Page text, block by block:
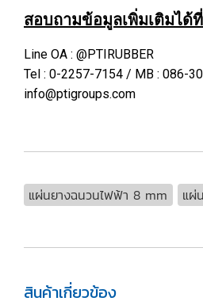
สอบถามข้อมูลเพิ่มเติมได้
Line OA : @PTIRUBBER
Tel : 0-2257-7154 / MB : 086-
info@ptigroups.com
แผ่นยางฉนวนไฟฟ้า 8 mm แผ่
สินค้าเกี่ยวข้อง